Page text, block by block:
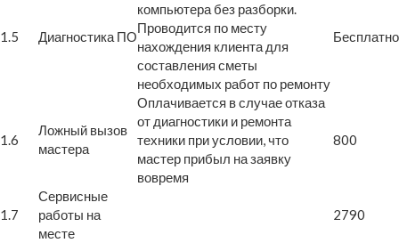
1.5 Диагностика ПО
компьютера без разборки.
Проводится по месту
нахождения клиента для
составления сметы
необходимых работ по ремонту
Бесплатно
1.6
Ложный вызов
мастера
Оплачивается в случае отказа
от диагностики и ремонта
техники при условии, что
мастер прибыл на заявку
вовремя
800
1.7
Сервисные
работы на
месте
2790